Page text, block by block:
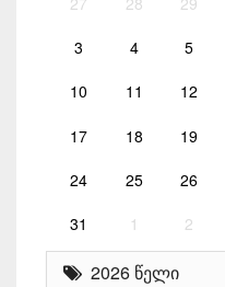
3 4 5
10 11 12
17 18 19
24 25 26
31 1 2
2026 წელი